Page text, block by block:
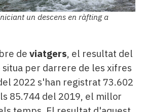
un descens en ràfting a
de viatgers, el resultat del
situa per darrere de les xifres
2022 s'han registrat 73.602
85.744 del 2019, el millor